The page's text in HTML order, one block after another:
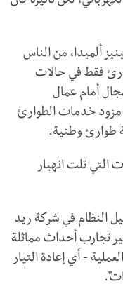
ألميدا، من الناس
فقط في حالات
أمام عمال
خدمات الطوارئ
طوارئ وطنية.
التي تلت انهيار
النظام في شركة ريد
تجارب أحداث مماثلة
- أي إعادة التيار